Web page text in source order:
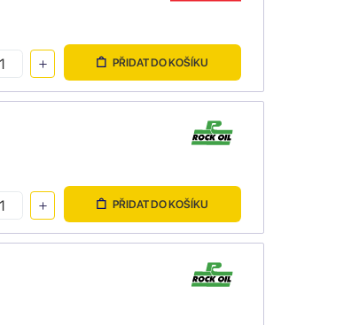
PŘIDAT DO KOŠÍKU
PŘIDAT DO KOŠÍKU